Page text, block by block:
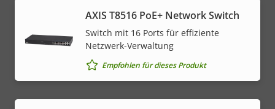
AXIS T8516 PoE+ Network Switch
Switch mit 16 Ports für effiziente
Netzwerk-Verwaltung
Empfohlen für dieses Produkt